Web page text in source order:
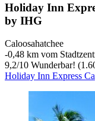
Holiday Inn
by IHG
Caloosahatchee
‐0,48 km vom
9,2/10 Wunderbar!
Holiday Inn Express